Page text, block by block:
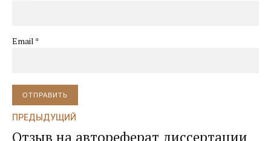
Email *
ОТПРАВИТЬ
ПРЕДЫДУЩИЙ
Отзыв на автореферат диссертации